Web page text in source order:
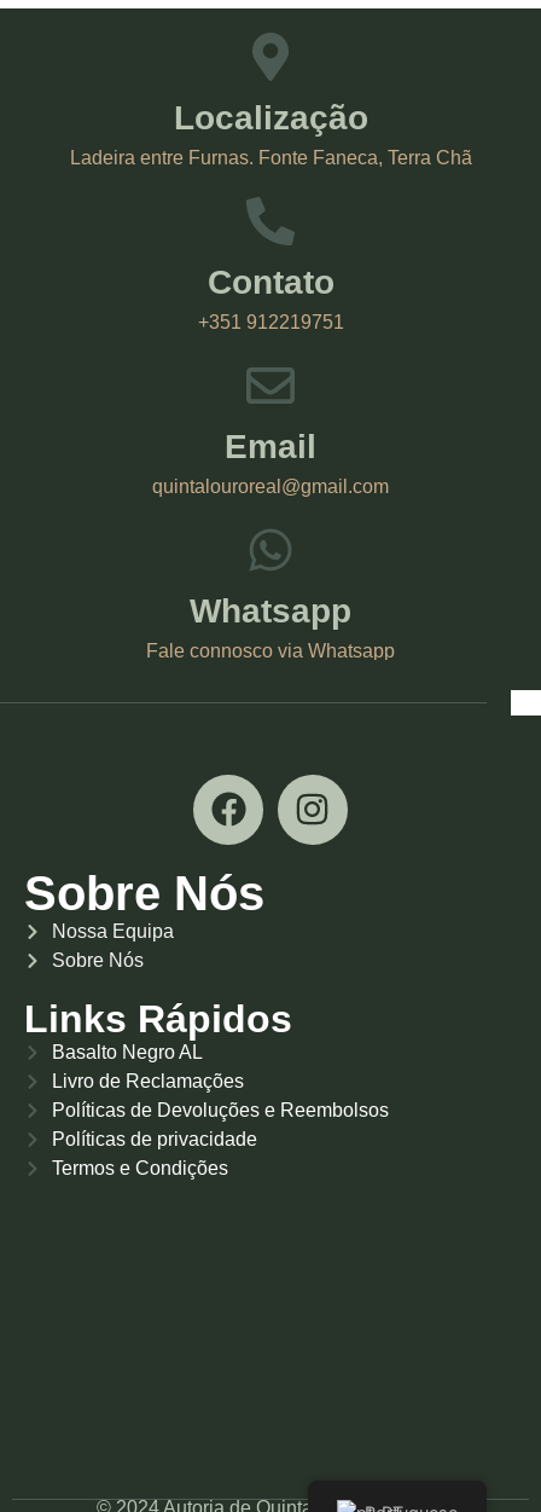
Localização
Ladeira entre Furnas. Fonte Faneca, Terra Chã
Contato
+351 912219751
Email
quintalouroreal@gmail.com
Whatsapp
Fale connosco via Whatsapp
Sobre Nós
Nossa Equipa
Sobre Nós
Links Rápidos
Basalto Negro AL
Livro de Reclamações
Políticas de Devoluções e Reembolsos
Políticas de privacidade
Termos e Condições
© 2024 Autoria de QuintaLouroReal.com